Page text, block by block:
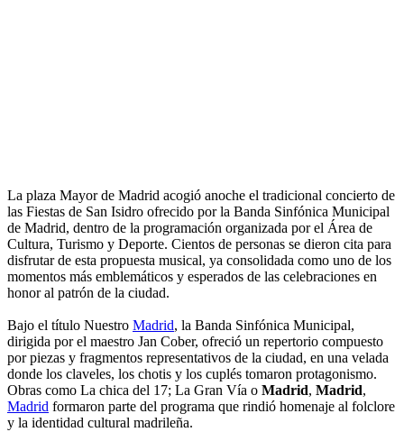
La plaza Mayor de Madrid acogió anoche el tradicional concierto de
las Fiestas de San Isidro ofrecido por la Banda Sinfónica Municipal
de Madrid, dentro de la programación organizada por el Área de
Cultura, Turismo y Deporte. Cientos de personas se dieron cita para
disfrutar de esta propuesta musical, ya consolidada como uno de los
momentos más emblemáticos y esperados de las celebraciones en
honor al patrón de la ciudad.
Bajo el título Nuestro Madrid, la Banda Sinfónica Municipal,
dirigida por el maestro Jan Cober, ofreció un repertorio compuesto
por piezas y fragmentos representativos de la ciudad, en una velada
donde los claveles, los chotis y los cuplés tomaron protagonismo.
Obras como La chica del 17; La Gran Vía o Madrid, Madrid,
Madrid formaron parte del programa que rindió homenaje al folclore
y la identidad cultural madrileña.